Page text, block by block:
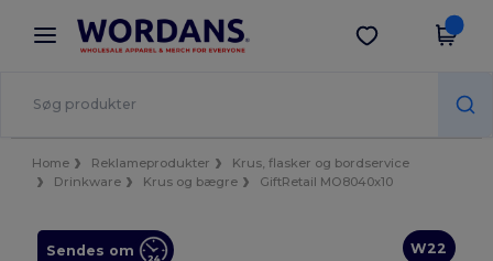
× Wordans-app
Bedre priser i appen!
Hent app
Home Reklameprodukter
Krus, flasker og bordservice
Drinkware
Krus og bægre GiftRetail MO8040x10
W22
Sendes om